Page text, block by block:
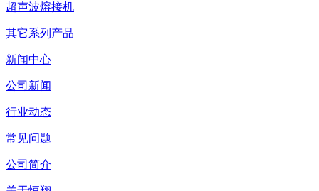
超声波熔接机
其它系列产品
新闻中心
公司新闻
行业动态
常见问题
公司简介